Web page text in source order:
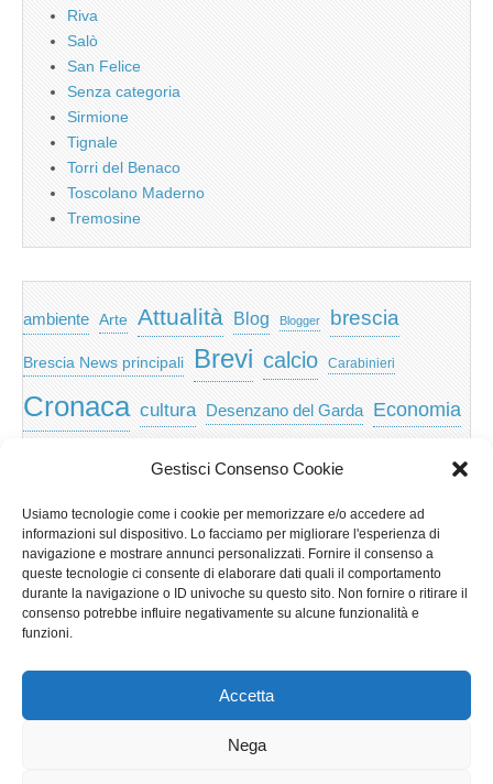
Gestisci Consenso Cookie
Usiamo tecnologie come i cookie per memorizzare e/o accedere ad
informazioni sul dispositivo. Lo facciamo per migliorare l'esperienza di
navigazione e mostrare annunci personalizzati. Fornire il consenso a
queste tecnologie ci consente di elaborare dati quali il comportamento
durante la navigazione o ID univoche su questo sito. Non fornire o ritirare il
consenso potrebbe influire negativamente su alcune funzionalità e
funzioni.
Accetta
Nega
Riva
Salò
San Felice
Senza categoria
Sirmione
Tignale
Torri del Benaco
Toscolano Maderno
Tremosine
ambiente Arte Attualità Blog Blogger brescia
Brescia News principali Brevi calcio Carabinieri
Cronaca cultura Desenzano del Garda Economia
lago di garda Musica Nera news Notizie
Notizie dal Garda
Notizie Lombardia
Notizie per categoria Notizie Provincia di Brescia
Regione Lombardia
Sport Storia Territorio turismo
Privacy e cookie: questo sito utilizza i cookie. Continuando a utilizzare